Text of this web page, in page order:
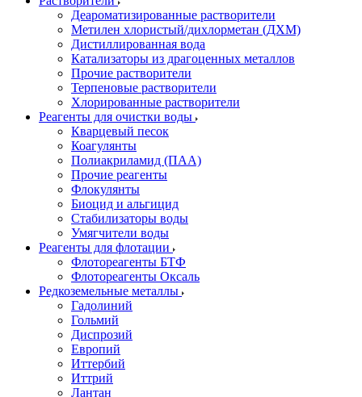
Деароматизированные растворители
Метилен хлористый/дихлорметан (ДХМ)
Дистиллированная вода
Катализаторы из драгоценных металлов
Прочие растворители
Терпеновые растворители
Хлорированные растворители
Реагенты для очистки воды
Кварцевый песок
Коагулянты
Полиакриламид (ПАА)
Прочие реагенты
Флокулянты
Биоцид и альгицид
Стабилизаторы воды
Умягчители воды
Реагенты для флотации
Флотореагенты БТФ
Флотореагенты Оксаль
Редкоземельные металлы
Гадолиний
Гольмий
Диспрозий
Европий
Иттербий
Иттрий
Лантан